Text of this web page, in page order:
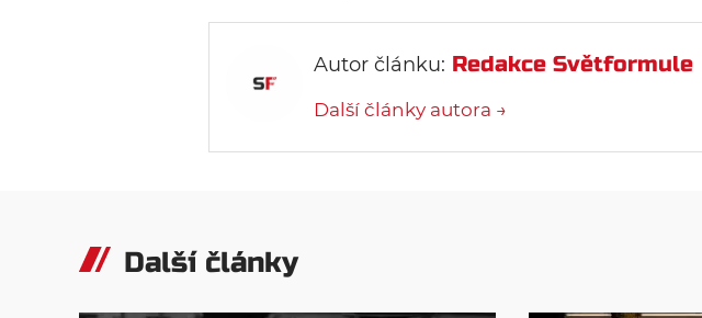
Autor článku: Redakce Světformule
Další články autora →
Další články